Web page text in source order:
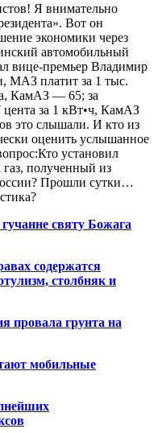
Я внимательно
Вот он
экономики через
автомобильный
вице-премьер Владимир
МАЗ платит за 1 тыс.
КамАЗ — 65; за
за 1 кВт•ч, КамАЗ
это слышали. И кто из
оценить услышанное
установил
полученный из
Прошли сутки…
святу Божага
содержатся
столбняк и
провала грунта на
мобильные